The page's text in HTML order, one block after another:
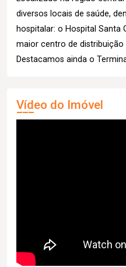
diversos locais de saúde,
hospitalar: o Hospital Santa
maior centro de distribuição
Destacamos ainda o
Vídeo do Imóvel